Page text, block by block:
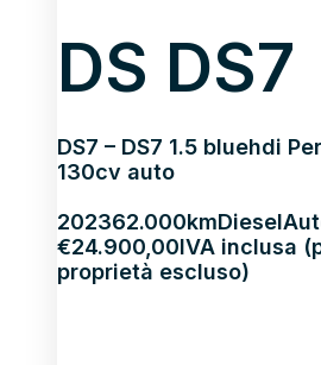
DS DS7
DS7 – DS7 1.5 bluehdi
130cv auto
202362.000kmDiesel
€24.900,00IVA inclusa
proprietà escluso)